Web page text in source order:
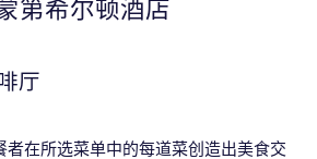
第希尔顿酒店
厅
者在所选菜单中的每道菜创造出美食交